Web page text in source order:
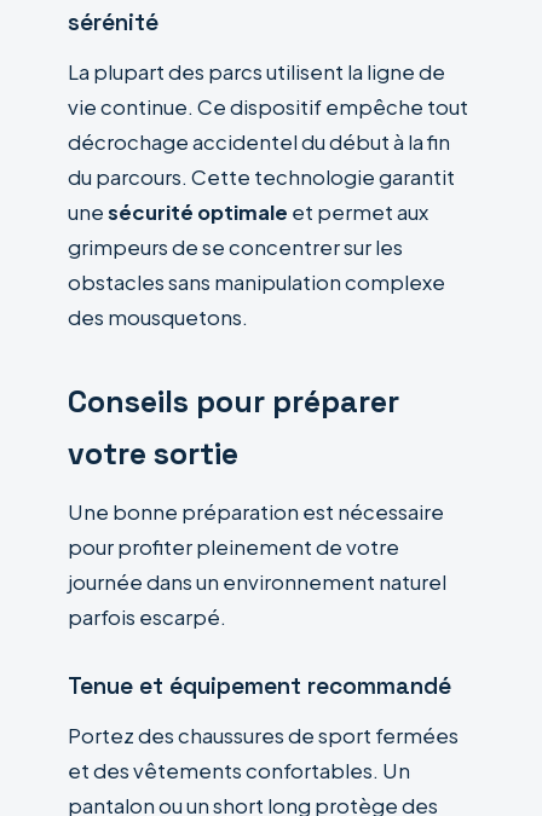
sérénité
La plupart des parcs utilisent la ligne de
vie continue. Ce dispositif empêche tout
décrochage accidentel du début à la fin
du parcours. Cette technologie garantit
unesécurité optimale et permet aux
grimpeurs de se concentrer sur les
obstacles sans manipulation complexe
des mousquetons.
Conseils pour préparer
votre sortie
Une bonne préparation est nécessaire
pour profiter pleinement de votre
journée dans un environnement naturel
parfois escarpé.
Tenue et équipement recommandé
Portez des chaussures de sport fermées
et des vêtements confortables. Un
pantalon ou un short long protège des